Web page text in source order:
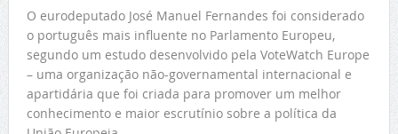
O eurodeputado José Manuel Fernandes foi considerado
o português mais influente no Parlamento Europeu,
segundo um estudo desenvolvido pela VoteWatch Europe
– uma organização não-governamental internacional e
apartidária que foi criada para promover um melhor
conhecimento e maior escrutínio sobre a política da